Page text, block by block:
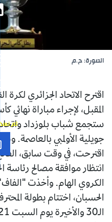
تم
الصورة: ح.م
المقبل، لإجراء مباراة نهائي
جويلية الأولمبي بالعاصمة.
اقترحت، في وقت سابق،
انتظار موافقة مصالح رئاسة
الكروي الهام. وأخذت
الحسبان، اختتام بطولة